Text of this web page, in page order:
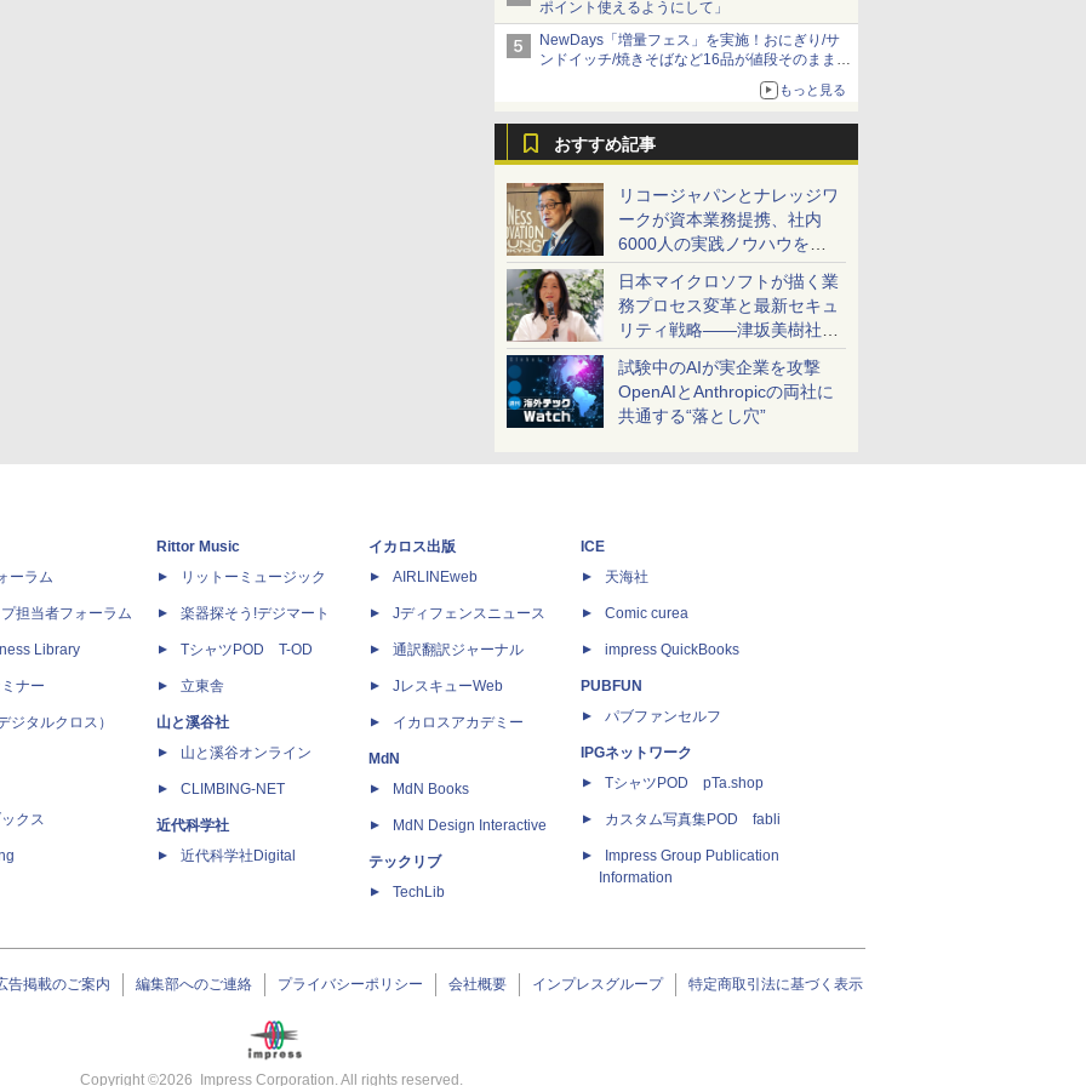
ポイント使えるようにして」
NewDays「増量フェス」を実施！おにぎり/サ
ンドイッチ/焼きそばなど16品が値段そのままで
もっと見る
おすすめ記事
リコージャパンとナレッジワ
ークが資本業務提携、社内
6000人の実践ノウハウを生
かした「AI商談記録 for
RICOH」を展開へ
日本マイクロソフトが描く業
務プロセス変革と最新セキュ
リティ戦略――津坂美樹社長
が2027年度戦略を説明
試験中のAIが実企業を攻撃
OpenAIとAnthropicの両社に
共通する“落とし穴”
ーラム
担当者フォーラム
Library
ナー
ジタルクロス）
クス
Rittor Music
リットーミュージック
楽器探そう!デジマート
TシャツPOD T-OD
立東舎
山と溪谷社
山と溪谷オンライン
CLIMBING-NET
近代科学社
近代科学社Digital
イカロス出版
AIRLINEweb
Jディフェンスニュース
通訳翻訳ジャーナル
JレスキューWeb
イカロスアカデミー
MdN
MdN Books
MdN Design Interactive
テックリブ
TechLib
ICE
天海社
Comic curea
impress QuickBooks
PUBFUN
パブファンセルフ
IPGネットワーク
TシャツPOD pTa.shop
カスタム写真集POD fabli
Impress Group Publication
Information
告掲載のご案内 編集部へのご連絡 プライバシーポリシー 会社概要 インプレスグループ 特定商取引法に基づく表示
Copyright ©2026 Impress Corporation. All rights reserved.